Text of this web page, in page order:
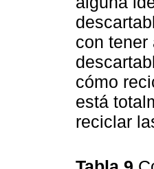
con
cómo
está
reciclar